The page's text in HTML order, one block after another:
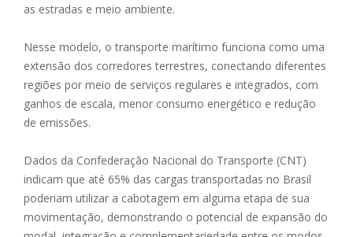
as estradas e meio ambiente.
Nesse modelo, o transporte marítimo funciona como uma
extensão dos corredores terrestres, conectando diferentes
regiões por meio de serviços regulares e integrados, com
ganhos de escala, menor consumo energético e redução
de emissões.
Dados da Confederação Nacional do Transporte (CNT)
indicam que até 65% das cargas transportadas no Brasil
poderiam utilizar a cabotagem em alguma etapa de sua
movimentação, demonstrando o potencial de expansão do